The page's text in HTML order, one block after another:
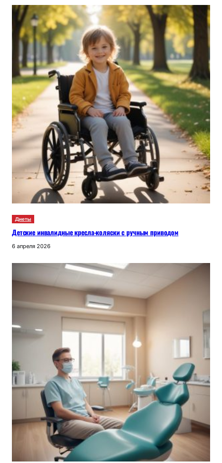
Диеты
Детские инвалидные кресла-коляски с ручным приводом
6 апреля 2026